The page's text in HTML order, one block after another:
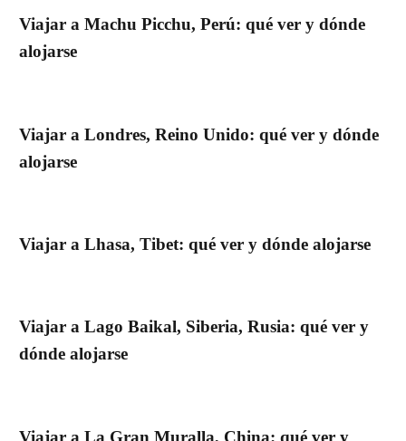
Viajar a Machu Picchu, Perú: qué ver y dónde
alojarse
Viajar a Londres, Reino Unido: qué ver y dónde
alojarse
Viajar a Lhasa, Tibet: qué ver y dónde alojarse
Viajar a Lago Baikal, Siberia, Rusia: qué ver y
dónde alojarse
Viajar a La Gran Muralla, China: qué ver y